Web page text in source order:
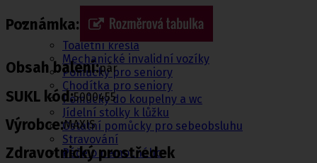
Pomůcky pro
sebeobsluhu
Toaletní křesla
Mechanické invalidní vozíky
Pomůcky pro seniory
Chodítka pro seniory
Pomůcky do koupelny a wc
Jídelní stolky k lůžku
Ostatní pomůcky pro sebeobsluhu
Stravování
Péče o nemocného
Poznámka:
Obsah balení:pár
SUKL kód:5000455
Výrobce:MAXIS
Zdravotnický prostředek